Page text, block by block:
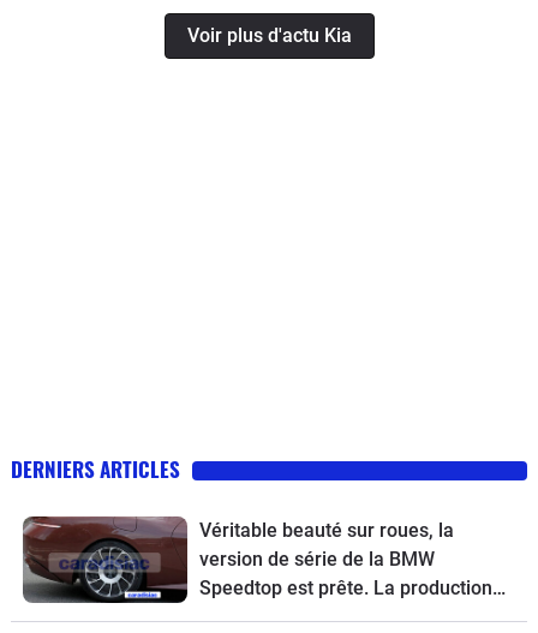
Voir plus d'actu Kia
DERNIERS ARTICLES
Véritable beauté sur roues, la
version de série de la BMW
Speedtop est prête. La production
de ce break de chasse sera limitée à